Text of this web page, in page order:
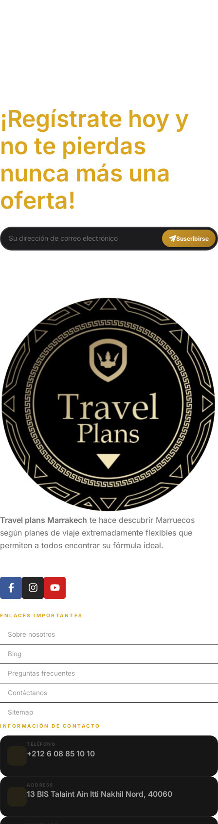
¡Regístrate hoy y
no te pierdas
nunca más una
oferta!
Suscribirse
Travel plans Marrakech te hace descubrir Marruecos
según planes de viaje extremadamente flexibles que
permiten a todos encontrar su fórmula ideal.
ENLACES IMPORTANTES
Sobre nosotros
Blog
Preguntas frecuentes
Contáctanos
Sitemap
INFORMACIÓN DE CONTACTO
TELÉFONO
+212 6 08 85 10 10
ADDRESS
13 BIS Talaint Ain Itti Nakhil Nord, 40060